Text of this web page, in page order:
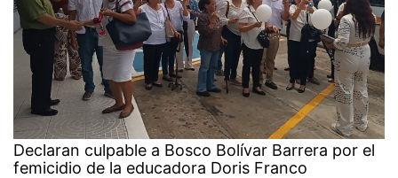
Declaran culpable a Bosco Bolívar Barrera por el
femicidio de la educadora Doris Franco